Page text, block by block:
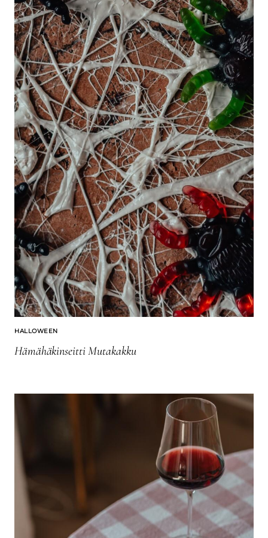
HALLOWEEN
Hämähäkinseitti Mutakakku